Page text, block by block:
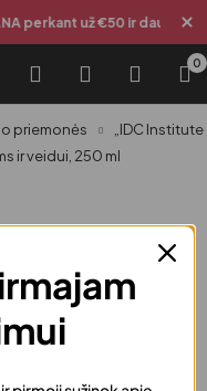
perkant už €50 ir daugiau
0
priemonės
„IDC Institute
ir veidui, 250 ml